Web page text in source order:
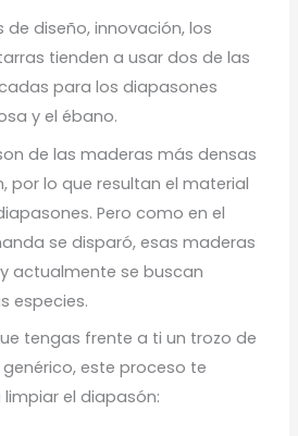
de diseño, innovación, los
tienden a usar dos de las
para los diapasones
y el ébano.
de las maderas más densas
por lo que resultan el material
Pero como en el
se disparó, esas maderas
actualmente se buscan
especies.
tengas frente a ti un trozo de
este proceso te
el diapasón: